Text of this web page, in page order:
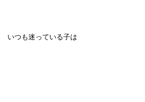
いつも迷っている子は